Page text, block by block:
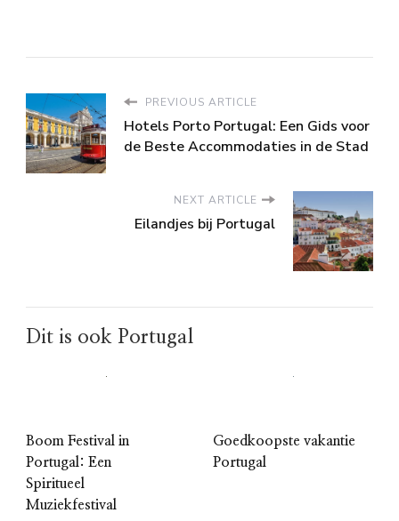
PREVIOUS ARTICLE
Hotels Porto Portugal: Een Gids voor
de Beste Accommodaties in de Stad
NEXT ARTICLE
Eilandjes bij Portugal
Dit is ook Portugal
Boom Festival in
Portugal: Een
Spiritueel
Muziekfestival
Goedkoopste vakantie
Portugal